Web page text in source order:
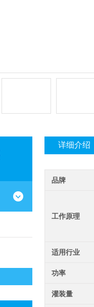
详细介绍
品牌
工作原理
适用行业
功率
灌装量